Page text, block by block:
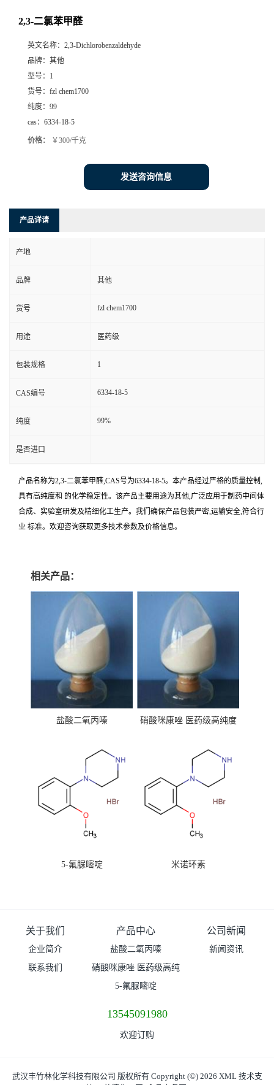
2,3-二氯苯甲醛
英文名称： 2,3-Dichlorobenzaldehyde
品牌： 其他
型号： 1
货号： fzl chem1700
纯度： 99
cas： 6334-18-5
价格： ￥300/千克
发送咨询信息
产品详请
产地
品牌 其他
货号 fzl chem1700
用途 医药级
包装规格 1
CAS编号 6334-18-5
纯度 99%
是否进口
产品名称为2,3-二氯苯甲醛,CAS号为6334-18-5。本产品经过严格的质量控制,
具有高纯度和 的化学稳定性。该产品主要用途为其他,广泛应用于制药中间体
合成、实验室研发及精细化工生产。我们确保产品包装严密,运输安全,符合行
业 标准。欢迎咨询获取更多技术参数及价格信息。
相关产品：
盐酸二氧丙嗪
硝酸咪康唑 医药级高纯度
5-氟脲嘧啶 米诺环素
关于我们
企业简介
联系我们
产品中心
盐酸二氧丙嗪
硝酸咪康唑 医药级高纯
度99%原粉
5-氟脲嘧啶
公司新闻
新闻资讯
13545091980
欢迎订购
武汉丰竹林化学科技有限公司 版权所有 Copyright (©) 2026 XML技术支